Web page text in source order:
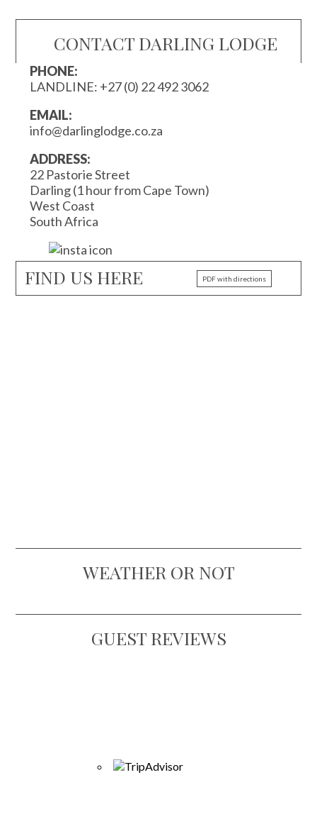
CONTACT DARLING LODGE
PHONE:
LANDLINE: +27 (0) 22 492 3062
EMAIL:
info@darlinglodge.co.za
ADDRESS:
22 Pastorie Street
Darling (1 hour from Cape Town)
West Coast
South Africa
FIND US HERE PDF with directions
WEATHER OR NOT
GUEST REVIEWS